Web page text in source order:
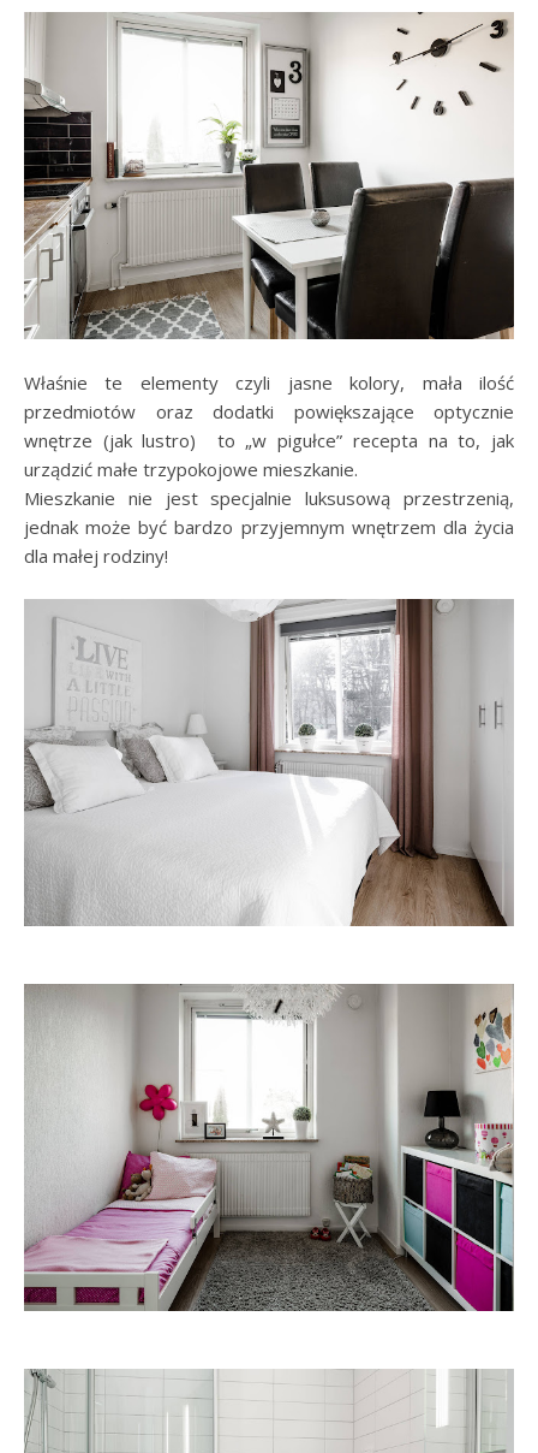
Właśnie te elementy czyli jasne kolory, mała ilość
przedmiotów oraz dodatki powiększające optycznie
wnętrze (jak lustro) to „w pigułce” recepta na to, jak
urządzić małe trzypokojowe mieszkanie.
Mieszkanie nie jest specjalnie luksusową przestrzenią,
jednak może być bardzo przyjemnym wnętrzem dla życia
dla małej rodziny!